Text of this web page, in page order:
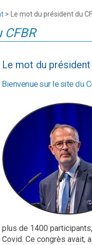
> Le mot du président du
Le mot du président
Bienvenue sur le site du
plus de 1400
Covid. Ce congrès avait,